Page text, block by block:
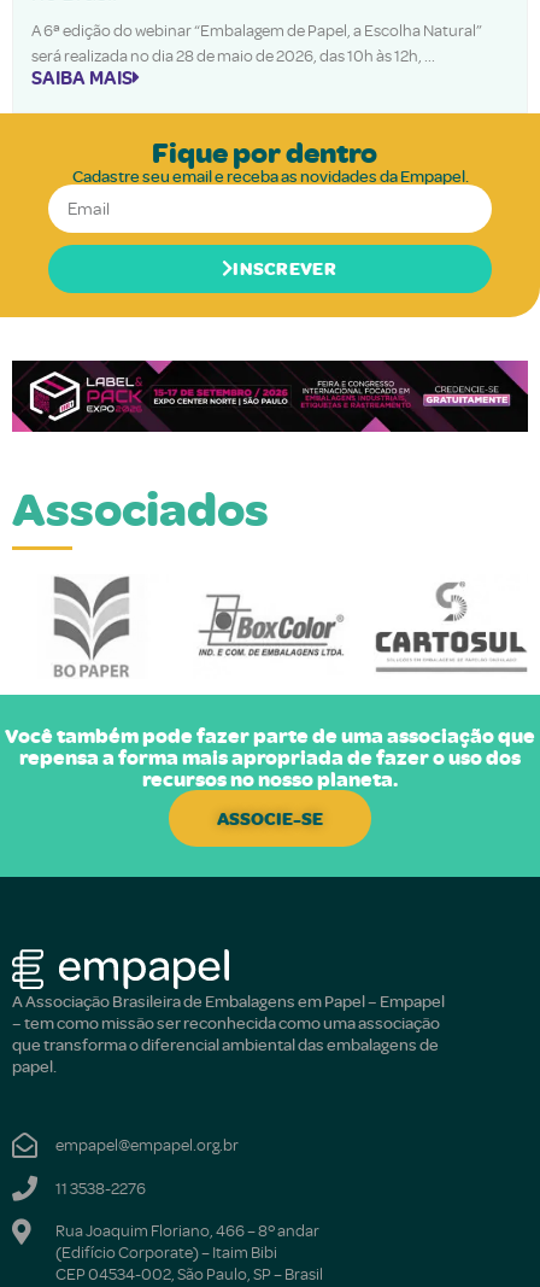
A 6ª edição do webinar “Embalagem de Papel, a Escolha Natural”
será realizada no dia 28 de maio de 2026, das 10h às 12h,
SAIBA MAIS
Fique por dentro
Cadastre seu email e receba as novidades da Empapel.
INSCREVER
Associados
Você também pode fazer parte de uma associação que
repensa a forma mais apropriada de fazer o uso dos
recursos no nosso planeta.
ASSOCIE-SE
A Associação Brasileira de Embalagens em Papel – Empapel
– tem como missão ser reconhecida como uma associação
que transforma o diferencial ambiental das embalagens de
papel.
empapel@empapel.org.br
11 3538-2276
Rua Joaquim Floriano, 466 – 8º andar
(Edifício Corporate) – Itaim Bibi
CEP 04534-002, São Paulo, SP – Brasil